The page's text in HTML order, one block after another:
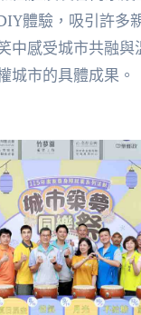
體驗，吸引許多
中感受城市共融與
城市的具體成果。